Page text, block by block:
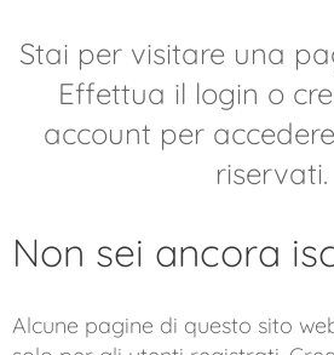
Stai per visitare una
Effettua il login o
account per
riservati.
Non sei ancora
Alcune pagine di questo sito